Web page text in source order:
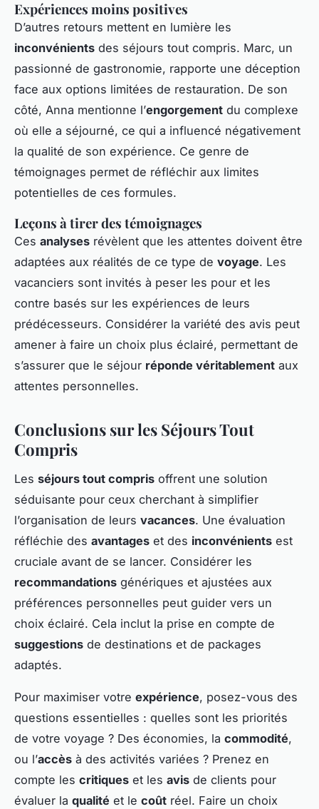
Expériences moins positives
D’autres retours mettent en lumière les
inconvénients des séjours tout compris. Marc, un
passionné de gastronomie, rapporte une déception
face aux options limitées de restauration. De son
côté, Anna mentionne l’engorgement du complexe
où elle a séjourné, ce qui a influencé négativement
la qualité de son expérience. Ce genre de
témoignages permet de réfléchir aux limites
potentielles de ces formules.
Leçons à tirer des témoignages
Ces analyses révèlent que les attentes doivent être
adaptées aux réalités de ce type de voyage. Les
vacanciers sont invités à peser les pour et les
contre basés sur les expériences de leurs
prédécesseurs. Considérer la variété des avis peut
amener à faire un choix plus éclairé, permettant de
s’assurer que le séjour réponde véritablement aux
attentes personnelles.
Conclusions sur les Séjours Tout
Compris
Les séjours tout compris offrent une solution
séduisante pour ceux cherchant à simplifier
l’organisation de leurs vacances. Une évaluation
réfléchie des avantages et des inconvénients est
cruciale avant de se lancer. Considérer les
recommandations génériques et ajustées aux
préférences personnelles peut guider vers un
choix éclairé. Cela inclut la prise en compte de
suggestions de destinations et de packages
adaptés.
Pour maximiser votre expérience, posez-vous des
questions essentielles : quelles sont les priorités
de votre voyage ? Des économies, la commodité,
ou l’accès à des activités variées ? Prenez en
compte les critiques et les avis de clients pour
évaluer la qualité et le coût réel. Faire un choix